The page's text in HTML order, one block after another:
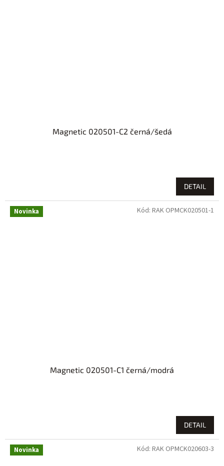
Magnetic 020501-C2 černá/šedá
DETAIL
Novinka
Magnetic 020501-C1 černá/modrá
DETAIL
Kód: RAK OPMCK020501-1
Novinka Kód: RAK OPMCK020603-3